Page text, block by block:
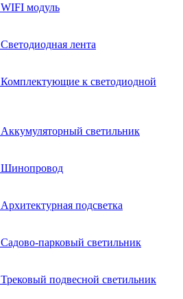
WIFI модуль
Светодиодная лента
Комплектующие к светодиодной
Аккумуляторный светильник
Шинопровод
Архитектурная подсветка
Садово-парковый светильник
Трековый подвесной светильник